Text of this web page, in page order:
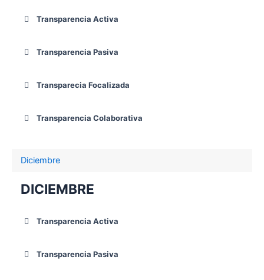
Transparencia Activa
Transparencia Pasiva
Transparecia Focalizada
Transparencia Colaborativa
Diciembre
DICIEMBRE
Transparencia Activa
Transparencia Pasiva